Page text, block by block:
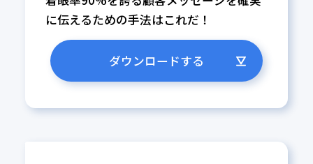
に伝えるための手法はこれだ！
ダウンロードする